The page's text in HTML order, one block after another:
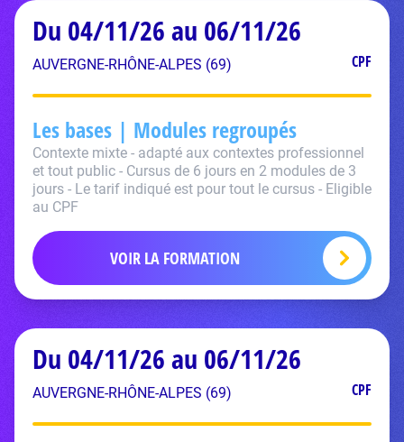
Du 04/11/26 au 06/11/26
AUVERGNE-RHÔNE-ALPES (69) CPF
Les bases | Modules regroupés
Contexte mixte - adapté aux contextes professionnel
et tout public - Cursus de 6 jours en 2 modules de 3
jours - Le tarif indiqué est pour tout le cursus - Eligible
au CPF
VOIR LA FORMATION
Du 04/11/26 au 06/11/26
AUVERGNE-RHÔNE-ALPES (69) CPF